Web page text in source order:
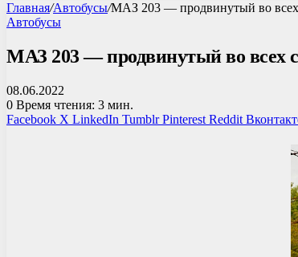
Главная/Автобусы/МАЗ 203 — продвинутый во всех
Автобусы
МАЗ 203 — продвинутый во всех
08.06.2022
0 Время чтения: 3 мин.
Facebook X LinkedIn Tumblr Pinterest Reddit